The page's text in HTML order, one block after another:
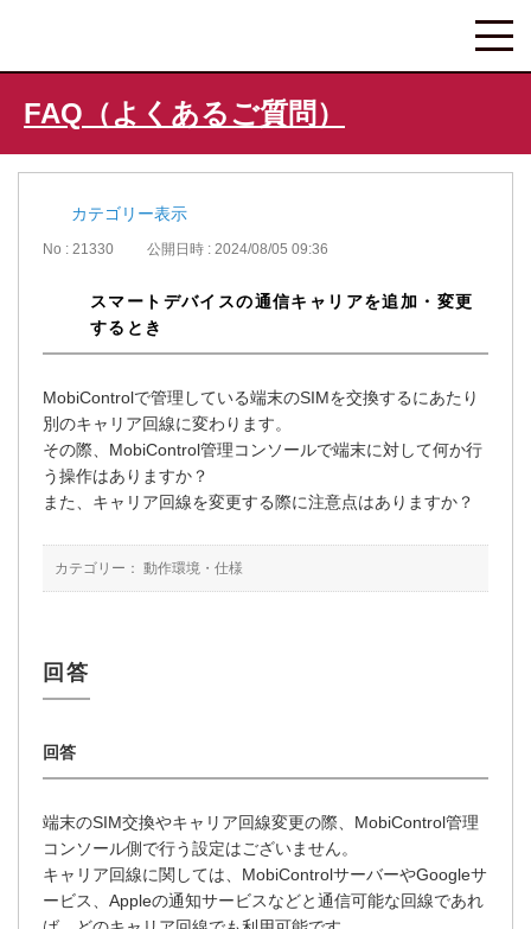
FAQ（よくあるご質問）
カテゴリー表示
No : 21330 公開日時 : 2024/08/05 09:36
スマートデバイスの通信キャリアを追加・変更
するとき
MobiControlで管理している端末のSIMを交換するにあたり
別のキャリア回線に変わります。
その際、MobiControl管理コンソールで端末に対して何か行
う操作はありますか？
また、キャリア回線を変更する際に注意点はありますか？
カテゴリー： 動作環境・仕様
端末のSIM交換やキャリア回線変更の際、MobiControl管理
コンソール側で行う設定はございません。
キャリア回線に関しては、MobiControlサーバーやGoogleサ
ービス、Appleの通知サービスなどと通信可能な回線であれ